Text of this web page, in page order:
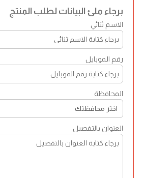
برجاء ملئ البيانات لطلب المنتج
الاسم ثنائي
رقم الموبايل
المحافظة
العنوان بالتفصيل